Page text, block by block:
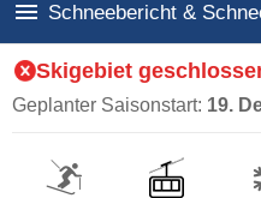
Schneebericht &
Skigebiet
Geplanter Saisonstart: 19.